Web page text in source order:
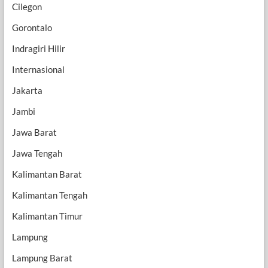
Cilegon
Gorontalo
Indragiri Hilir
Internasional
Jakarta
Jambi
Jawa Barat
Jawa Tengah
Kalimantan Barat
Kalimantan Tengah
Kalimantan Timur
Lampung
Lampung Barat